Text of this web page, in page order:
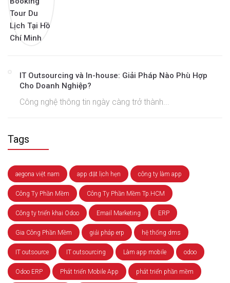
IT Outsourcing và In-house: Giải Pháp Nào Phù Hợp
Cho Doanh Nghiệp?
Công nghệ thông tin ngày càng trở thành...
Tags
aegona việt nam app đặt lịch hẹn công ty làm app
Công Ty Phần Mềm Công Ty Phần Mềm Tp.HCM
Công ty triển khai Odoo Email Marketing ERP
Gia Công Phần Mềm giải pháp erp hệ thống dms
IT outsource IT outsourcing Làm app mobile odoo
Odoo ERP Phát triển Mobile App phát triển phần mềm